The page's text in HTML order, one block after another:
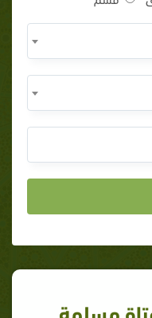
مسلمة